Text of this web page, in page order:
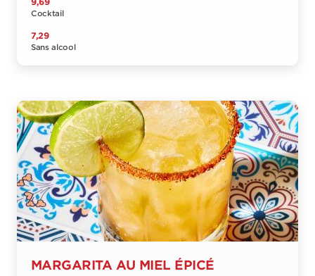
Cocktail
7,29
Sans alcool
MARGARITA AU MIEL ÉPICÉ